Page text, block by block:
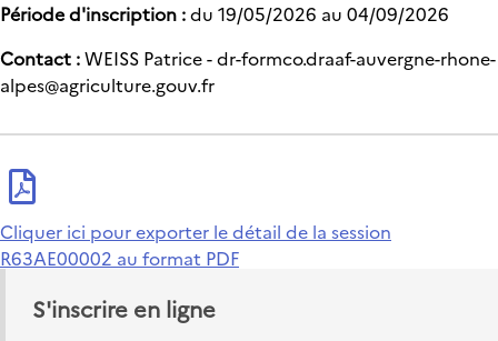
Période d'inscription :du 19/05/2026 au 04/09/2026
Contact :WEISS Patrice - dr-formco.draaf-auvergne-rhone-
alpes@agriculture.gouv.fr
Cliquer ici pour exporter le détail de la session
R63AE00002 au format PDF
S'inscrire en ligne